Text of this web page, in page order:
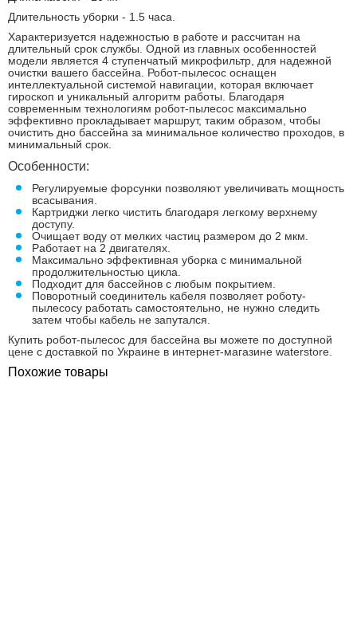
Длительность уборки - 1.5 часа.
Характеризуется надежностью в работе и рассчитан на
длительный срок службы. Одной из главных особенностей
модели является 4 ступенчатый микрофильтр, для надежной
очистки вашего бассейна. Робот-пылесос оснащен
интеллектуальной системой навигации, которая включает
гироскоп и уникальный алгоритм работы. Благодаря
современным технологиям робот-пылесос максимально
эффективно прокладывает маршрут, таким образом, чтобы
очистить дно бассейна за минимальное количество проходов, в
минимальный срок.
Особенности:
Регулируемые форсунки позволяют увеличивать мощность
всасывания.
Картриджи легко чистить благодаря легкому верхнему
доступу.
Очищает воду от мелких частиц размером до 2 мкм.
Работает на 2 двигателях.
Максимально эффективная уборка с минимальной
продолжительностью цикла.
Подходит для бассейнов с любым покрытием.
Поворотный соединитель кабеля позволяет роботу-
пылесосу работать самостоятельно, не нужно следить
затем чтобы кабель не запутался.
Купить робот-пылесос для бассейна вы можете по доступной
цене с доставкой по Украине в интернет-магазине waterstore.
Похожие товары